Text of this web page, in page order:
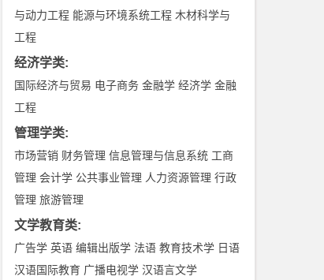
与动力工程 能源与环境系统工程 木材科学与
工程
经济学类:
国际经济与贸易 电子商务 金融学 经济学 金融
工程
管理学类:
市场营销 财务管理 信息管理与信息系统 工商
管理 会计学 公共事业管理 人力资源管理 行政
管理 旅游管理
文学教育类:
广告学 英语 编辑出版学 法语 教育技术学 日语
汉语国际教育 广播电视学 汉语言文学